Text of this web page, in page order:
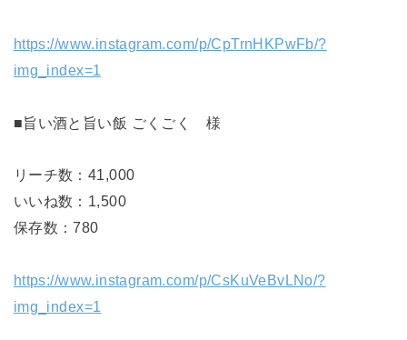
https://www.instagram.com/p/CpTrnHKPwFb/?
img_index=1
■旨い酒と旨い飯 ごくごく 様
リーチ数：41,000
いいね数：1,500
保存数：780
https://www.instagram.com/p/CsKuVeBvLNo/?
img_index=1